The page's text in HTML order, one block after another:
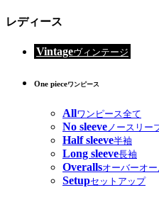
レディース
Vintageヴィンテージ
One pieceワンピース
Allワンピース全て
No sleeve ノースリー
Half sleeve半袖
Long sleeve長袖
Overallsオーバーオ
Setupセットアップ